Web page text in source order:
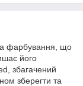
фарбування, що
його
збагачений
зберегти та